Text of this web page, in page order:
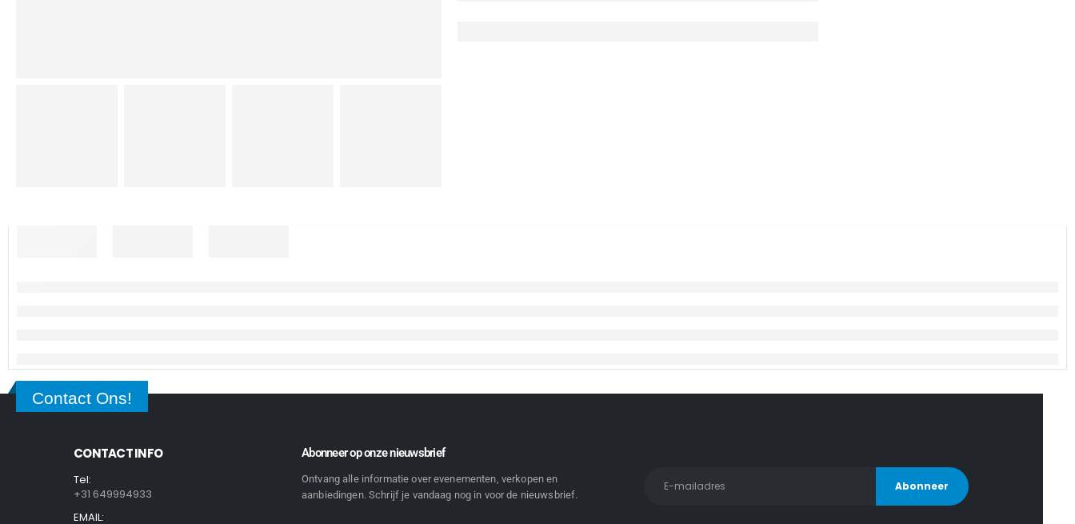
Contact Ons!
CONTACT INFO
Tel:
+31 649994933
EMAIL:
Abonneer op onze nieuwsbrief
Ontvang alle informatie over evenementen, verkopen en
aanbiedingen. Schrijf je vandaag nog in voor de nieuwsbrief.